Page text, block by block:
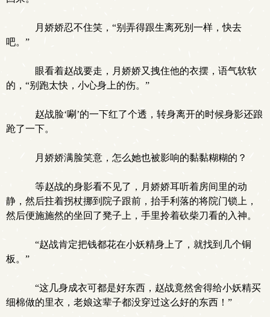
月娇娇忍不住笑，“别弄得跟生离死别一样，快去
吧。”
眼看着赵战要走，月娇娇又拽住他的衣摆，语气软软
的，“别跑太快，小心身上的伤。”
赵战脸‘唰’的一下红了个透，转身离开的时候身影还踉
跄了一下。
月娇娇满脸笑意，怎么她也被影响的黏黏糊糊的？
等赵战的身影看不见了，月娇娇耳听着房间里的动
静，然后拄着拐杖挪到院子跟前，抬手利落的将院门锁上，
然后便施施然的坐回了凳子上，手里拎着砍柴刀看的入神。
“赵战肯定把钱都花在小妖精身上了，就找到几个铜
板。”
“这几身成衣可都是好东西，赵战竟然舍得给小妖精买
细棉做的里衣，老娘这辈子都没穿过这么好的东西！”